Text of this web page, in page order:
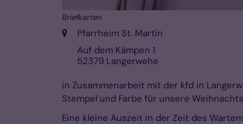
Briefkarten
Ort: Pfarrheim St. Martin
Auf dem Kämpen 1
52379 Langerwehe
in Zusammenarbeit mit der kfd in
Stempel und Farbe für unsere
Eine kleine Auszeit in der Zeit des